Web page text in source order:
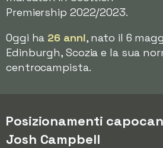
Premiership 2022/2023.
Oggi ha 26 anni, nato il 6
Edinburgh, Scozia e la sua
centrocampista.
Posizionamenti
Josh Campbell